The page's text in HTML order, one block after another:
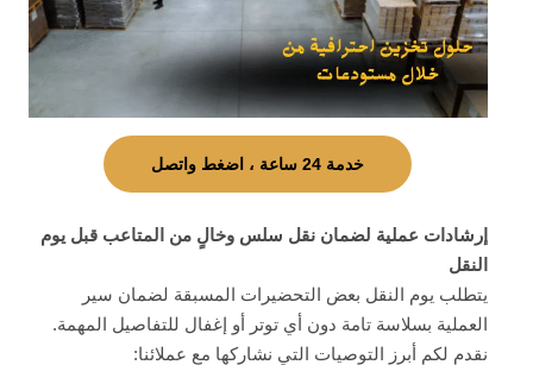
خدمة 24 ساعة ، اضغط واتصل
إرشادات عملية لضمان نقل سلس وخالٍ من المتاعب قبل يوم
النقل
يتطلب يوم النقل بعض التحضيرات المسبقة لضمان سير
العملية بسلاسة تامة دون أي توتر أو إغفال للتفاصيل المهمة.
نقدم لكم أبرز التوصيات التي نشاركها مع عملائنا: